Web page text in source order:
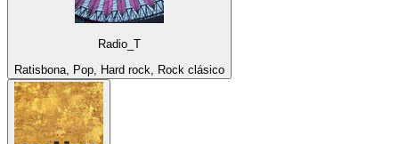
Radio_T
Ratisbona, Pop, Hard rock, Rock clásico